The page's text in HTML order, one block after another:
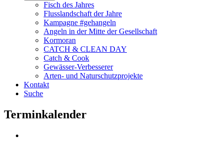
Fisch des Jahres
Flusslandschaft der Jahre
Kampagne #gehangeln
Angeln in der Mitte der Gesellschaft
Kormoran
CATCH & CLEAN DAY
Catch & Cook
Gewässer-Verbesserer
Arten- und Naturschutzprojekte
Kontakt
Suche
Terminkalender